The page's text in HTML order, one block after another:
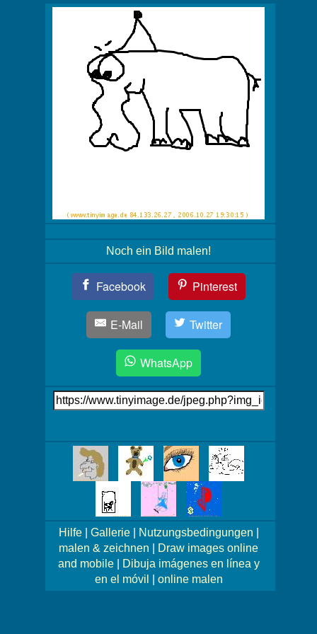
Noch ein Bild malen!
Facebook Pinterest
E-Mail Twitter
WhatsApp
Link
auf's
Bilder!
Hilfe| Gallerie| Nutzungsbedingungen
malen & zeichnen
Draw images online
and mobile|
Dibuja imágenes en línea y
en el móvil
online malen